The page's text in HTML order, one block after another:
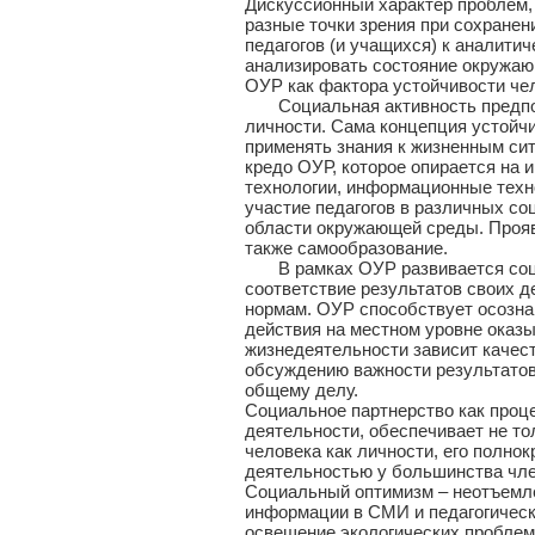
Дискуссионный характер
разные точки зрения при
педагогов (и учащихся) к
анализировать состояние
ОУР как фактора устойчивости
Социальная активность
личности. Сама концепция
применять знания к жизненным
кредо ОУР, которое опирается на
технологии, информационные
участие педагогов в различных
области окружающей среды.
также самообразование.
В рамках ОУР развивается
соответствие результатов
нормам. ОУР способствует
действия на местном уровне
жизнедеятельности зависит
обсуждению важности
общему делу.
Социальное партнерство как
деятельности, обеспечивает не
человека как личности, его
деятельностью у большинства
Социальный оптимизм –
информации в СМИ и